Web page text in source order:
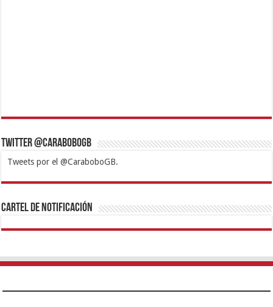
Twitter @CaraboboGB
Tweets por el @CaraboboGB.
1xbetBetturkeyBetistKralbetSupertotobetTipobetMatadorbetMariobet
https://mvbcasino.com/
Cartel de Notificación